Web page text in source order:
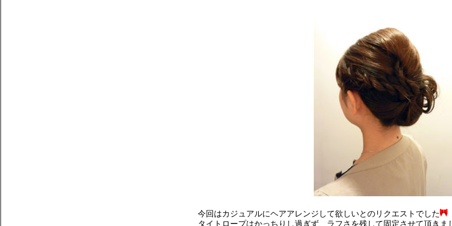
今回はカジュアルにヘアアレンジして欲しいとのリクエストでした
タイトロープはかっちりし過ぎず、ラフさを残して固定させて頂きま